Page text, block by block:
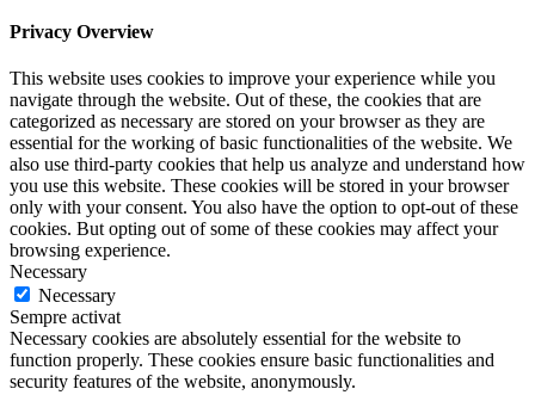
Privacy Overview
This website uses cookies to improve your experience while you
navigate through the website. Out of these, the cookies that are
categorized as necessary are stored on your browser as they are
essential for the working of basic functionalities of the website. We
also use third-party cookies that help us analyze and understand how
you use this website. These cookies will be stored in your browser
only with your consent. You also have the option to opt-out of these
cookies. But opting out of some of these cookies may affect your
browsing experience.
Necessary
Necessary
Sempre activat
Necessary cookies are absolutely essential for the website to
function properly. These cookies ensure basic functionalities and
security features of the website, anonymously.